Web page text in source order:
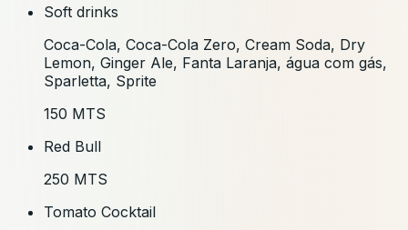
Soft drinks
Coca-Cola, Coca-Cola Zero, Cream Soda, Dry
Lemon, Ginger Ale, Fanta Laranja, água com gás,
Sparletta, Sprite
150 MTS
Red Bull
250 MTS
Tomato Cocktail